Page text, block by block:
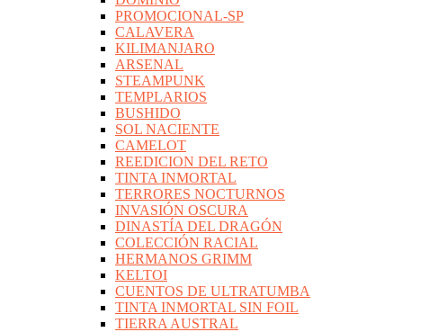
PROMOCIONAL-SP
CALAVERA
KILIMANJARO
ARSENAL
STEAMPUNK
TEMPLARIOS
BUSHIDO
SOL NACIENTE
CAMELOT
REEDICION DEL RETO
TINTA INMORTAL
TERRORES NOCTURNOS
INVASIÓN OSCURA
DINASTÍA DEL DRAGÓN
COLECCIÓN RACIAL
HERMANOS GRIMM
KELTOI
CUENTOS DE ULTRATUMBA
TINTA INMORTAL SIN FOIL
TIERRA AUSTRAL